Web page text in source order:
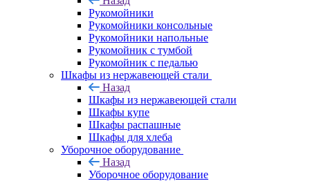
Рукомойники
Рукомойники консольные
Рукомойники напольные
Рукомойник с тумбой
Рукомойник с педалью
Шкафы из нержавеющей стали
Назад
Шкафы из нержавеющей стали
Шкафы купе
Шкафы распашные
Шкафы для хлеба
Уборочное оборудование
Назад
Уборочное оборудование